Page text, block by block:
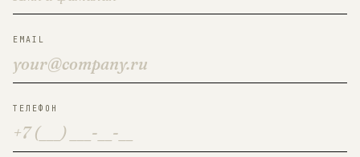
EMAIL
ТЕЛЕФОН